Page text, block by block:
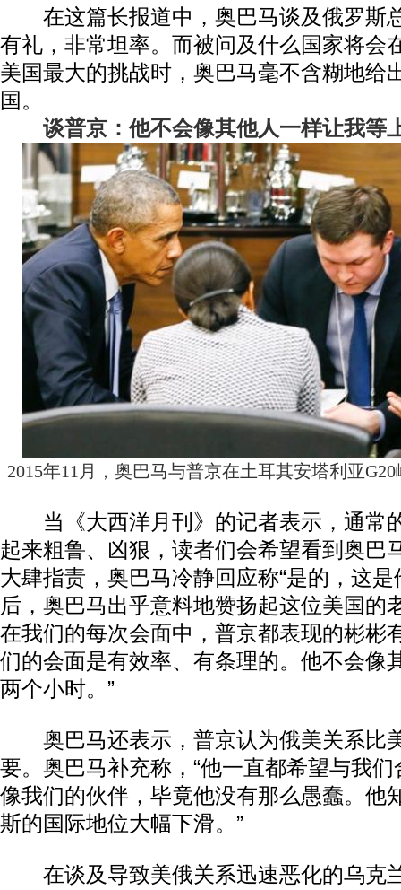
在这篇长报道中，奥巴马谈及俄罗斯
有礼，非常坦率。而被问及什么国家将会
美国最大的挑战时，奥巴马毫不含糊地给
国。
谈普京：他不会像其他人一样让我等
2015年11月，奥巴马与普京在土耳其安塔利亚
当《大西洋月刊》的记者表示，通常
起来粗鲁、凶狠，读者们会希望看到奥巴
大肆指责，奥巴马冷静回应称“是的，这是
后，奥巴马出乎意料地赞扬起这位美国的
在我们的每次会面中，普京都表现的彬彬
们的会面是有效率、有条理的。他不会像
两个小时。”
奥巴马还表示，普京认为俄美关系比
要。奥巴马补充称，“他一直都希望与我
像我们的伙伴，毕竟他没有那么愚蠢。他
斯的国际地位大幅下滑。”
在谈及导致美俄关系迅速恶化的乌克